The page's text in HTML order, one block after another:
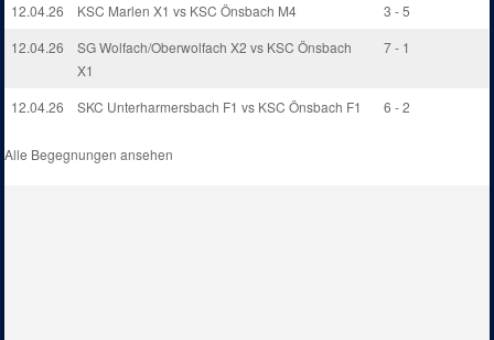
12.04.26
KSC Marlen X1 vs KSC Önsbach M4
3 - 5
12.04.26
SG Wolfach/Oberwolfach X2 vs KSC Önsbach
X1
7 - 1
12.04.26 SKC Unterharmersbach F1 vs KSC Önsbach F1 6 - 2
Alle Begegnungen ansehen